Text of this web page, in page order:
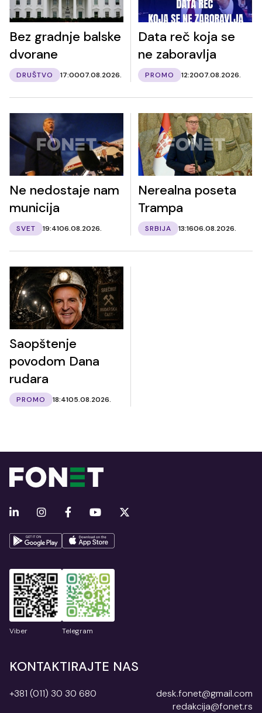
Bez gradnje balske
dvorane
DRUŠTVO 17:0007.08.2026.
Data reč koja se
ne zaboravlja
PROMO 12:2007.08.2026.
Ne nedostaje nam
municija
SVET 19:4106.08.2026.
Nerealna poseta
Trampa
SRBIJA 13:1606.08.2026.
Saopštenje
povodom Dana
rudara
PROMO 18:4105.08.2026.
Viber Telegram
KONTAKTIRAJTE NAS
+381 (011) 30 30 680
desk.fonet@gmail.com
redakcija@fonet.rs